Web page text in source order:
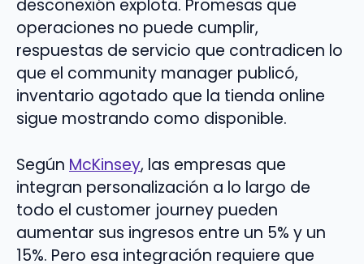
desconexión explota. Promesas que
operaciones no puede cumplir,
respuestas de servicio que contradicen lo
que el community manager publicó,
inventario agotado que la tienda online
sigue mostrando como disponible.
Según McKinsey, las empresas que
integran personalización a lo largo de
todo el customer journey pueden
aumentar sus ingresos entre un 5% y un
15%. Pero esa integración requiere que